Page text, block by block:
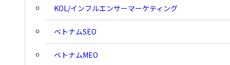
KOL/インフルエンサーマーケティング
ベトナムSEO
ベトナムMEO